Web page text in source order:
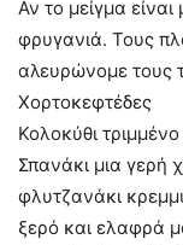
Αν το μείγμα
φρυγανιά. Τους
αλευρώνομε τους
Χορτοκεφτέδες
Κολοκύθι
Σπανάκι μια γερή
φλυτζανάκι
ξερό και ελαφρά